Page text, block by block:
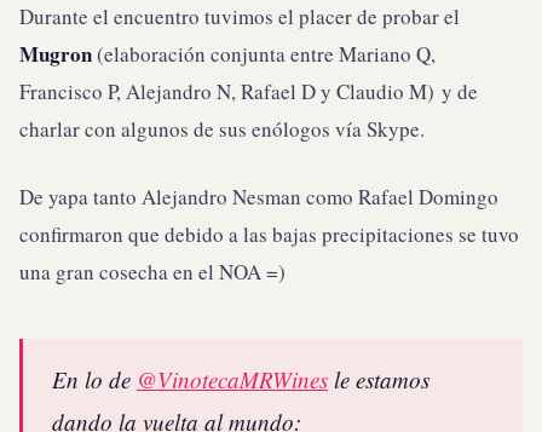
Durante el encuentro tuvimos el placer de probar el
Mugron(elaboración conjunta entre Mariano Q,
Francisco P, Alejandro N, Rafael D y Claudio M) y de
charlar con algunos de sus enólogos vía Skype.
De yapa tanto Alejandro Nesman como Rafael Domingo
confirmaron que debido a las bajas precipitaciones se tuvo
una gran cosecha en el NOA =)
En lo de @VinotecaMRWines le estamos
dando la vuelta al mundo: